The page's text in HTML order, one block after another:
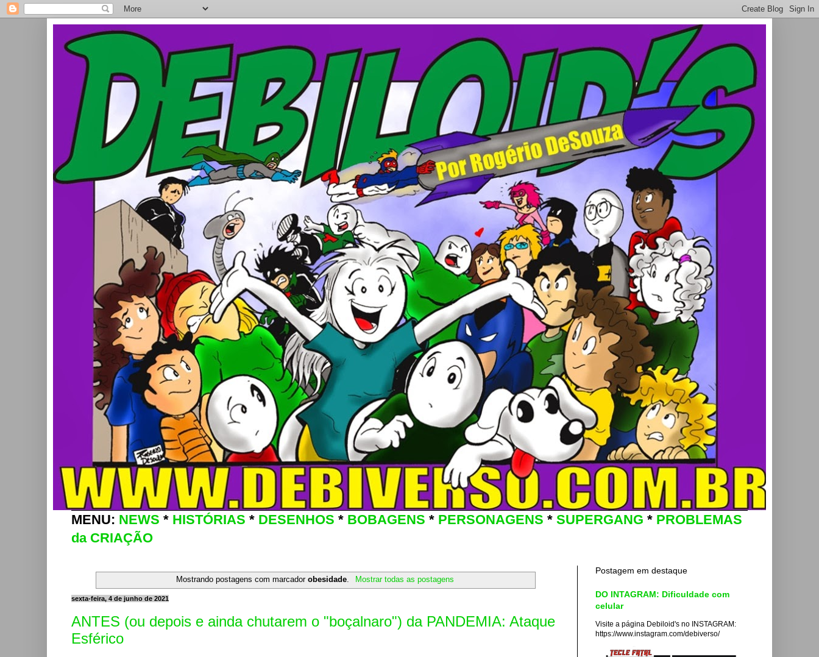
MENU: NEWS * HISTÓRIAS * DESENHOS * BOBAGENS * PERSONAGENS * SUPERGANG * PROBLEMAS
da CRIAÇÃO
Mostrando postagens com marcadorobesidade Mostrar todas as postagens
sexta-feira, 4 de junho de 2021
ANTES (ou depois e ainda chutarem o "boçalnaro") da PANDEMIA: Ataque
Esférico
Postagem em destaque
DO INTAGRAM: Dificuldade com
celular
Visite a página Debiloid's no INSTAGRAM:
https://www.instagram.com/debiverso/